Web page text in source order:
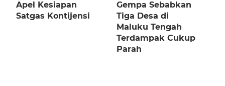
Apel Kesiapan
Satgas Kontijensi
Gempa Sebabkan
Tiga Desa di
Maluku Tengah
Terdampak Cukup
Parah